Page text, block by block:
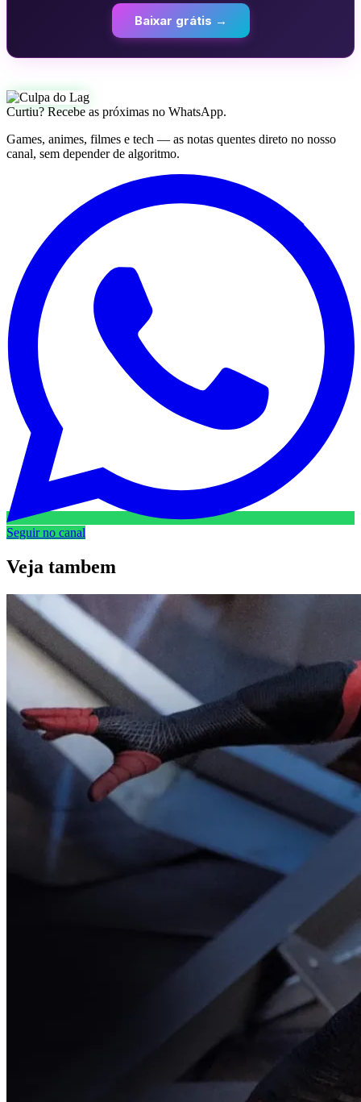
Baixar grátis →
Curtiu? Recebe as próximas no WhatsApp.
Games, animes, filmes e tech — as notas quentes direto no nosso
canal, sem depender de algoritmo.
Seguir no canal
Veja tambem